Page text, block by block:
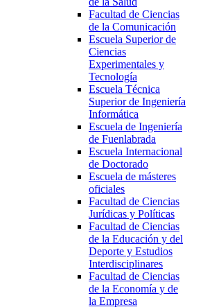
Facultad de Ciencias
de la Comunicación
Escuela Superior de
Ciencias
Experimentales y
Tecnología
Escuela Técnica
Superior de Ingeniería
Informática
Escuela de Ingeniería
de Fuenlabrada
Escuela Internacional
de Doctorado
Escuela de másteres
oficiales
Facultad de Ciencias
Jurídicas y Políticas
Facultad de Ciencias
de la Educación y del
Deporte y Estudios
Interdisciplinares
Facultad de Ciencias
de la Economía y de
la Empresa